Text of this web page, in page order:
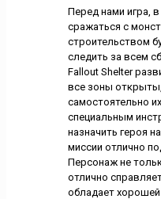
Перед нами игра,
сражаться с
строительством
следить за всем
Fallout Shelter
все зоны
самостоятельно
специальным
назначить героя
миссии отлично
Персонаж не
отлично
обладает